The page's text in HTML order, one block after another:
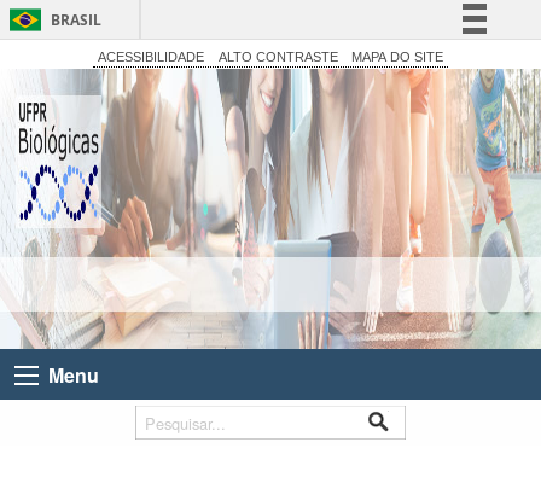
BRASIL
Simplifique!
Comunica BR
Participe
Acesso à informação
Legislação
Canais
ACESSIBILIDADE ALTO CONTRASTE MAPA DO SITE
Menu